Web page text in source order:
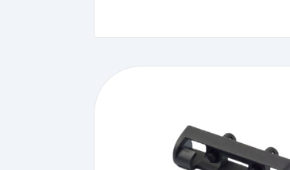
료를 사용합니다. 이것은 진
경 보호와 고객 안전에 기여합